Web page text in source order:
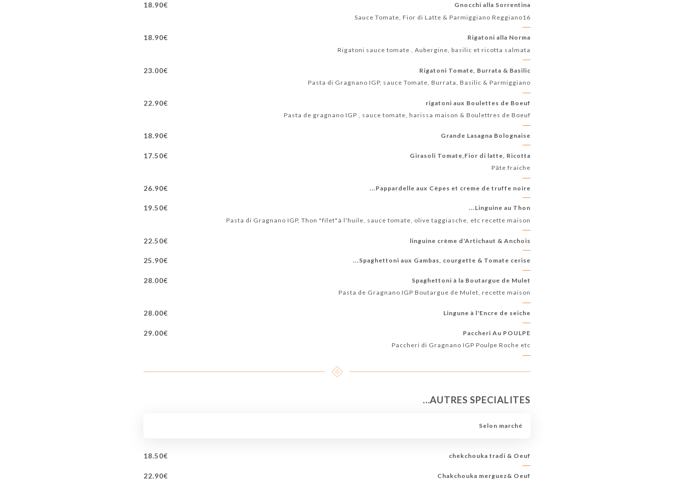
Gnocchi alla Sorrentina
18.90€
Sauce Tomate, Fior di Latte & Parmiggiano Reggiano16
Rigatoni alla Norma
18.90€
Rigatoni sauce tomate , Aubergine, basilic et ricotta salmata
Rigatoni Tomate, Burrata & Basilic
23.00€
Pasta di Gragnano IGP, sauce Tomate, Burrata, Basilic & Parmiggiano
rigatoni aux Boulettes de Boeuf
22.90€
Pasta de gragnano IGP , sauce tomate, harissa maison & Boulettres de Boeuf
Grande Lasagna Bolognaise
18.90€
Girasoli Tomate,Fior di latte, Ricotta
17.50€
Pâte fraiche
Pappardelle aux Cèpes et creme de truffe noire...
26.90€
Linguine au Thon...
19.50€
Pasta di Gragnano IGP, Thon "filet"à l'huile, sauce tomate, olive taggiasche, etc recette maison
linguine crème d'Artichaut & Anchois
22.50€
Spaghettoni aux Gambas, courgette & Tomate cerise...
25.90€
Spaghettoni à la Boutargue de Mulet
28.00€
Pasta de Gragnano IGP Boutargue de Mulet, recette maison
Lingune à l'Encre de seiche
28.00€
Paccheri Au POULPE
29.00€
Paccheri di Gragnano IGP Poulpe Roche etc
AUTRES SPECIALITES...
Selon marché
chekchouka tradi & Oeuf
18.50€
Chakchouka merguez& Oeuf
22.90€